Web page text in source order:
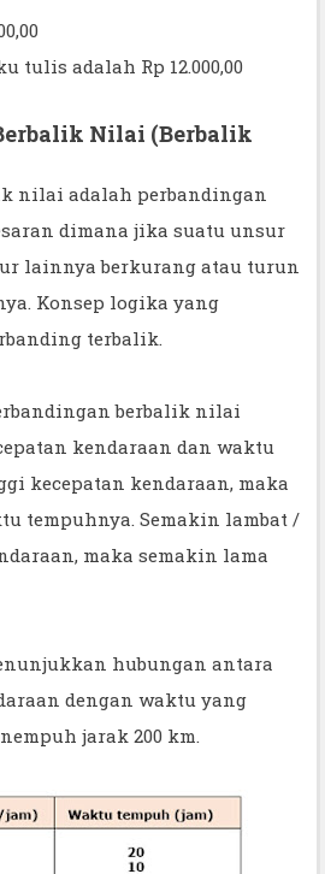
tulis adalah Rp 12.000,00
Nilai (Berbalik
nilai adalah perbandingan
dimana jika suatu unsur
lainnya berkurang atau turun
Konsep logika yang
terbalik.
berbalik nilai
kendaraan dan waktu
kecepatan kendaraan, maka
tempuhnya. Semakin lambat /
maka semakin lama
hubungan antara
dengan waktu yang
jarak 200 km.